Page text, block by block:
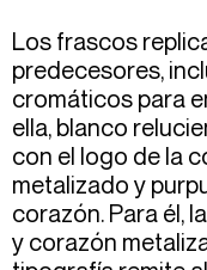
Los frascos
predecesores,
cromáticos para
ella, blanco
con el logo de la
metalizado y
corazón. Para él,
y corazón